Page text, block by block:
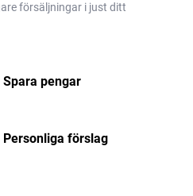
försäljningar i just ditt
Spara pengar
Personliga förslag